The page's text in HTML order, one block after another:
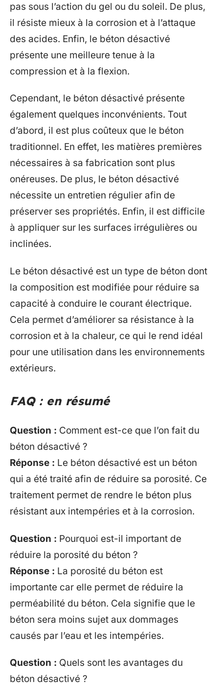
pas sous l’action du gel ou du soleil. De plus,
il résiste mieux à la corrosion et à l’attaque
des acides. Enfin, le béton désactivé
présente une meilleure tenue à la
compression et à la flexion.
Cependant, le béton désactivé présente
également quelques inconvénients. Tout
d’abord, il est plus coûteux que le béton
traditionnel. En effet, les matières premières
nécessaires à sa fabrication sont plus
onéreuses. De plus, le béton désactivé
nécessite un entretien régulier afin de
préserver ses propriétés. Enfin, il est difficile
à appliquer sur les surfaces irrégulières ou
inclinées.
Le béton désactivé est un type de béton dont
la composition est modifiée pour réduire sa
capacité à conduire le courant électrique.
Cela permet d’améliorer sa résistance à la
corrosion et à la chaleur, ce qui le rend idéal
pour une utilisation dans les environnements
extérieurs.
FAQ : en résumé
Question : Comment est-ce que l’on fait du
béton désactivé ?
Réponse : Le béton désactivé est un béton
qui a été traité afin de réduire sa porosité. Ce
traitement permet de rendre le béton plus
résistant aux intempéries et à la corrosion.
Question : Pourquoi est-il important de
réduire la porosité du béton ?
Réponse : La porosité du béton est
importante car elle permet de réduire la
perméabilité du béton. Cela signifie que le
béton sera moins sujet aux dommages
causés par l’eau et les intempéries.
Question : Quels sont les avantages du
béton désactivé ?